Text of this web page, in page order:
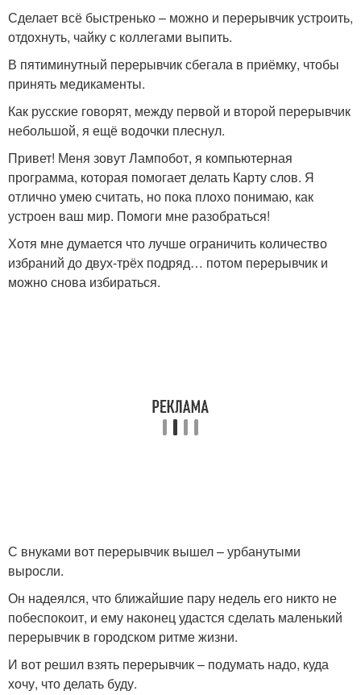
Сделает всё быстренько – можно и перерывчик устроить,
отдохнуть, чайку с коллегами выпить.
В пятиминутный перерывчик сбегала в приёмку, чтобы
принять медикаменты.
Как русские говорят, между первой и второй перерывчик
небольшой, я ещё водочки плеснул.
Привет! Меня зовут Лампобот, я компьютерная
программа, которая помогает делать Карту слов. Я
отлично умею считать, но пока плохо понимаю, как
устроен ваш мир. Помоги мне разобраться!
Хотя мне думается что лучше ограничить количество
избраний до двух-трёх подряд… потом перерывчик и
можно снова избираться.
С внуками вот перерывчик вышел – урбанутыми
выросли.
Он надеялся, что ближайшие пару недель его никто не
побеспокоит, и ему наконец удастся сделать маленький
перерывчик в городском ритме жизни.
И вот решил взять перерывчик – подумать надо, куда
хочу, что делать буду.